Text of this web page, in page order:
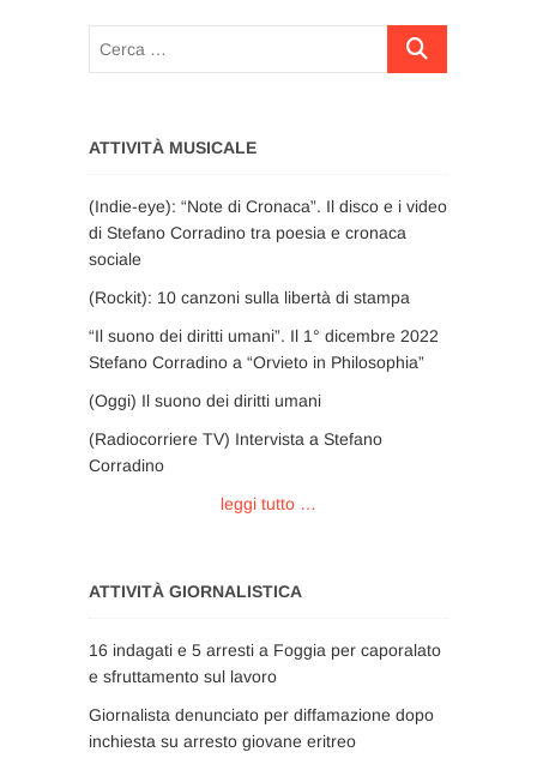
Cerca
ATTIVITÀ MUSICALE
(Indie-eye): “Note di Cronaca”. Il disco e i video
di Stefano Corradino tra poesia e cronaca
sociale
(Rockit): 10 canzoni sulla libertà di stampa
“Il suono dei diritti umani”. Il 1° dicembre 2022
Stefano Corradino a “Orvieto in Philosophia”
(Oggi) Il suono dei diritti umani
(Radiocorriere TV) Intervista a Stefano
Corradino
leggi tutto …
ATTIVITÀ GIORNALISTICA
16 indagati e 5 arresti a Foggia per caporalato
e sfruttamento sul lavoro
Giornalista denunciato per diffamazione dopo
inchiesta su arresto giovane eritreo